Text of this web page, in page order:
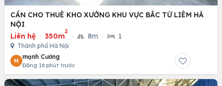
CẦN CHO THUÊ KHO XƯỞNG KHU VỰC BẮC TỪ LIÊM HÀ
NỘI
Liên hệ · 350m
2
· 8m · 1
Thành phố Hà Nội
M
mạnh Cường
Đăng 16 phút trước